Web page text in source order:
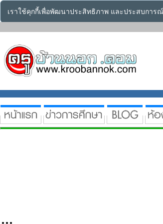
เราใช้คุกกี้เพื่อพัฒนาประสิทธิภาพ และประสบการ
...